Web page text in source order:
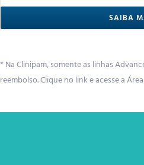
SAIBA
* Na Clinipam, somente as linhas
reembolso. Clique no link e acesse a